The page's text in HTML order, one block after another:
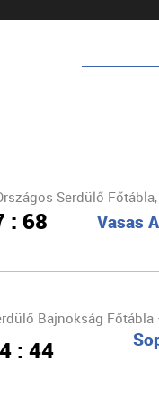
Serdülő
: 68 Vasas
Bajnokság
: 44